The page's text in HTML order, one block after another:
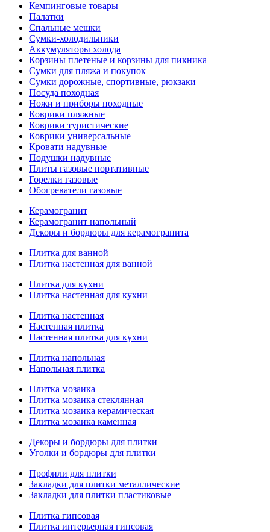
Кемпинговые товары
Палатки
Спальные мешки
Сумки-холодильники
Аккумуляторы холода
Корзины плетеные и корзины для пикника
Сумки для пляжа и покупок
Сумки дорожные, спортивные, рюкзаки
Посуда походная
Ножи и приборы походные
Коврики пляжные
Коврики туристические
Коврики универсальные
Кровати надувные
Подушки надувные
Плиты газовые портативные
Горелки газовые
Обогреватели газовые
Керамогранит
Керамогранит напольный
Декоры и бордюры для керамогранита
Плитка для ванной
Плитка настенная для ванной
Плитка для кухни
Плитка настенная для кухни
Плитка настенная
Настенная плитка
Настенная плитка для кухни
Плитка напольная
Напольная плитка
Плитка мозаика
Плитка мозаика стеклянная
Плитка мозаика керамическая
Плитка мозаика каменная
Декоры и бордюры для плитки
Уголки и бордюры для плитки
Профили для плитки
Закладки для плитки металлические
Закладки для плитки пластиковые
Плитка гипсовая
Плитка интерьерная гипсовая